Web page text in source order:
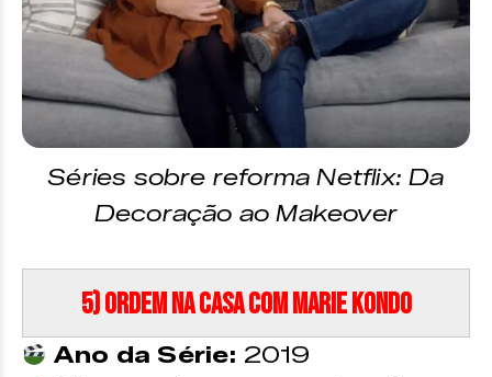
Séries sobre reforma Netflix: Da
Decoração ao Makeover
5) Ordem na Casa com Marie Kondo
Ano da Série: 2019